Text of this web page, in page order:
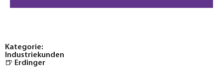
Kategorie:
Industriekunden
🍺 Erdinger